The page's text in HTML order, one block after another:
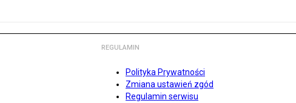
REGULAMIN
Polityka Prywatności
Zmiana ustawień zgód
Regulamin serwisu